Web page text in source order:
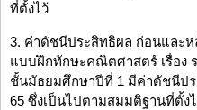
ที่ตั้งไว้
3. ค่าดัชนีประสิทธิผล ก่อนและห
แบบฝึกทักษะคณิตศาสตร์ เรื่อง
ชั้นมัธยมศึกษาปีที่ 1 มีค่าดัชนีปร
65 ซึ่งเป็นไปตามสมมติฐานที่ตั้ง